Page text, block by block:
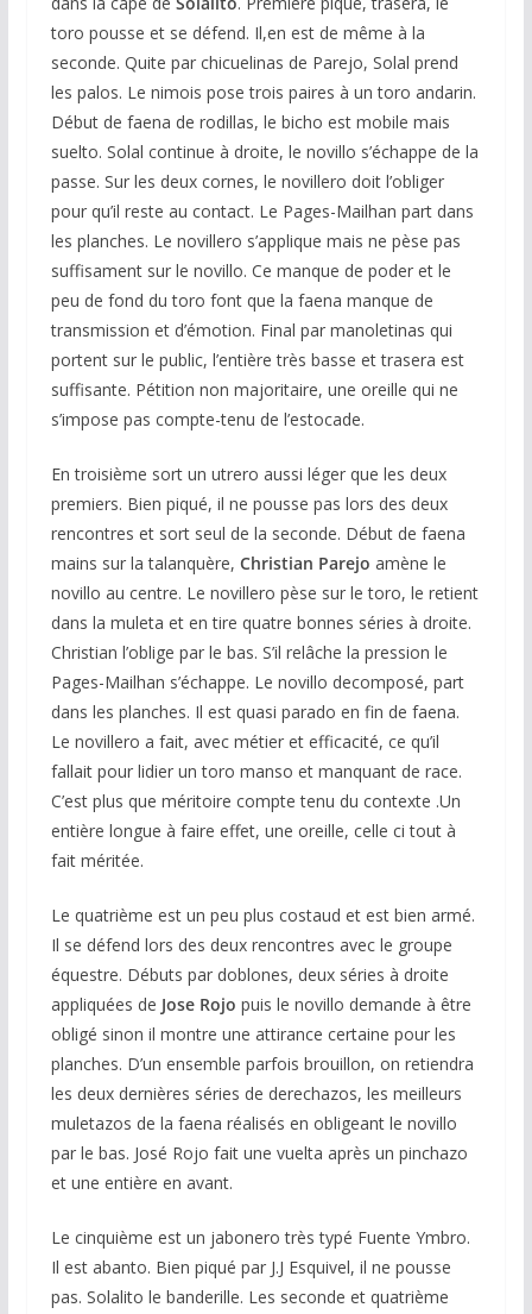
toro pousse et se défend. Il,en est de même à la
seconde. Quite par chicuelinas de Parejo, Solal prend
les palos. Le nimois pose trois paires à un toro andarin.
Début de faena de rodillas, le bicho est mobile mais
suelto. Solal continue à droite, le novillo s’échappe de la
passe. Sur les deux cornes, le novillero doit l’obliger
pour qu’il reste au contact. Le Pages-Mailhan part dans
les planches. Le novillero s’applique mais ne pèse pas
suffisament sur le novillo. Ce manque de poder et le
peu de fond du toro font que la faena manque de
transmission et d’émotion. Final par manoletinas qui
portent sur le public, l’entière très basse et trasera est
suffisante. Pétition non majoritaire, une oreille qui ne
s’impose pas compte-tenu de l’estocade.
En troisième sort un utrero aussi léger que les deux
premiers. Bien piqué, il ne pousse pas lors des deux
rencontres et sort seul de la seconde. Début de faena
mains sur la talanquère, Christian Parejo amène le
novillo au centre. Le novillero pèse sur le toro, le retient
dans la muleta et en tire quatre bonnes séries à droite.
Christian l’oblige par le bas. S’il relâche la pression le
Pages-Mailhan s’échappe. Le novillo decomposé, part
dans les planches. Il est quasi parado en fin de faena.
Le novillero a fait, avec métier et efficacité, ce qu’il
fallait pour lidier un toro manso et manquant de race.
C’est plus que méritoire compte tenu du contexte .Un
entière longue à faire effet, une oreille, celle ci tout à
fait méritée.
Le quatrième est un peu plus costaud et est bien armé.
Il se défend lors des deux rencontres avec le groupe
équestre. Débuts par doblones, deux séries à droite
appliquées de Jose Rojo puis le novillo demande à être
obligé sinon il montre une attirance certaine pour les
planches. D’un ensemble parfois brouillon, on retiendra
les deux dernières séries de derechazos, les meilleurs
muletazos de la faena réalisés en obligeant le novillo
par le bas. José Rojo fait une vuelta après un pinchazo
et une entière en avant.
Le cinquième est un jabonero très typé Fuente Ymbro.
Il est abanto. Bien piqué par J.J Esquivel, il ne pousse
pas. Solalito le banderille. Les seconde et quatrième